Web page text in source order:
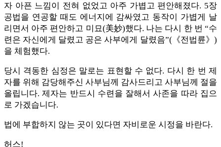
자 아픈 느낌이 전혀 없었고 아주 가볍고 편안해졌다. 5장
공법을 연공할 때도 에너지에 감싸였고 동작이 가볍게 날
리면서 아주 편안하고 미묘(美妙)했다. 나는 다시 한 번 “수
련은 자신에게 달렸고 공은 사부에게 달렸음”(《전법륜》)
을 체험했다.
당시 격동한 심정은 말로는 표현할 수 없다. 다시 한 번 제
자를 위해 감당해주신 사부님께 감사드리고 사부님께 절을
올립니다. 제자는 반드시 수련을 잘해서 사존을 따라 집으
로 가겠습니다.
법에 부합하지 않는 곳이 있다면 자비로운 시정을 바란다.
허스!